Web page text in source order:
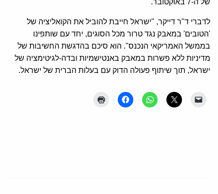
של ה-7 באוקטובר.
לדברי ד"ר דייקר, "ישראל חייבת להוביל את הקואליציה של
'הטובים' במאבק נגד טרור מכל הסוגים, יחד עם שותפינו
בממשל האמריקאי הנכנס". הוא סיכם בהדגשת החשיבות של
מדיניות ללא פשרות במאבק באנטישמיות ובדה-לגיטימציה של
ישראל, תוך שיתוף פעולה הדוק עם בעלות הברית של ישראל.